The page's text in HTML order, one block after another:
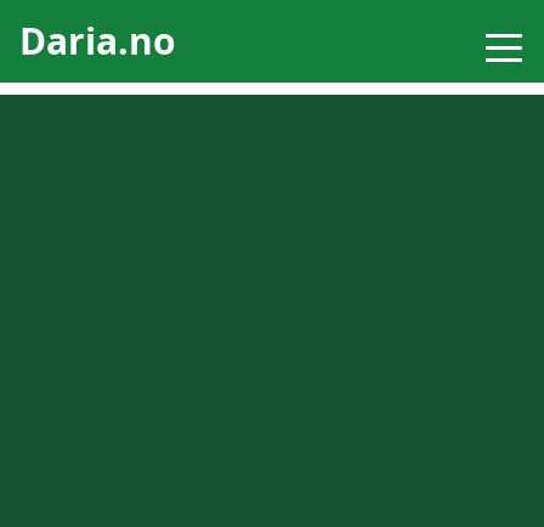
Daria.no